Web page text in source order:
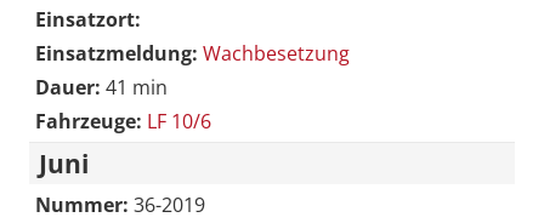
Einsatzort:
Einsatzmeldung: Wachbesetzung
Dauer: 41 min
Fahrzeuge: LF 10/6
Juni
Nummer: 36-2019